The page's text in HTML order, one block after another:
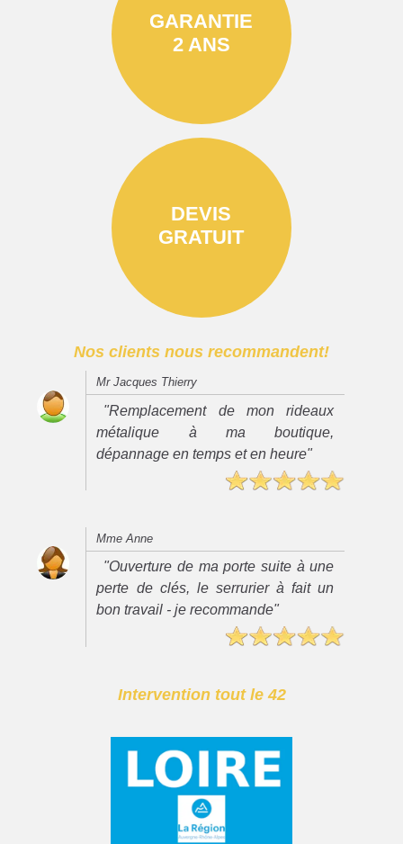
GARANTIE
2 ANS
DEVIS
GRATUIT
Nos clients nous recommandent!
Mr Jacques Thierry
"Remplacement de mon rideaux
métalique à ma boutique,
dépannage en temps et en heure"
Mme Anne
"Ouverture de ma porte suite à une
perte de clés, le serrurier à fait un
bon travail - je recommande"
Intervention tout le 42